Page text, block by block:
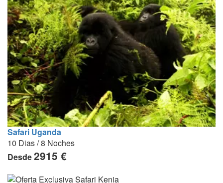
Safari Uganda
10 Dias / 8 Noches
Desde2915 €